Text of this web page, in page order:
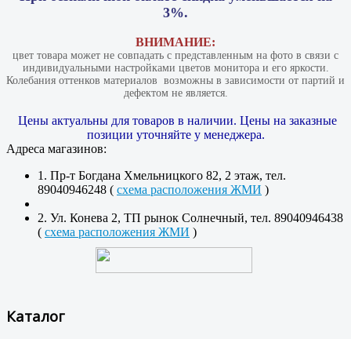
3%.
ВНИМАНИЕ:
цвет товара может не совпадать с представленным на фото в связи с
индивидуальными настройками цветов монитора и его яркости.
Колебания оттенков материалов​ ​ возможны в зависимости от партий и
дефектом не является.
Цены актуальны для товаров в наличии. Цены на заказные
позиции уточняйте у менеджера.
Адреса магазинов:
1. Пр-т Богдана Хмельницкого 82, 2 этаж, тел.
89040946248 ( схема расположения ЖМИ )
2. Ул. Конева 2, ТП рынок Солнечный, тел. 89040946438
( схема расположения ЖМИ )
Каталог